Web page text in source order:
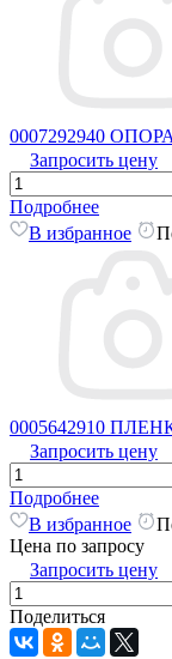
0007292940
Запросить цену
Подробнее
В избранное
0005642910
Запросить цену
Подробнее
В избранное
Цена по запросу
Запросить цену
Поделиться